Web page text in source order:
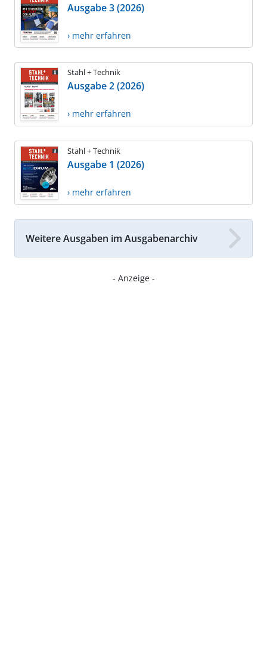
Ausgabe 3 (2026)
› mehr erfahren
Stahl + Technik
Ausgabe 2 (2026)
› mehr erfahren
Stahl + Technik
Ausgabe 1 (2026)
› mehr erfahren
Weitere Ausgaben im Ausgabenarchiv
- Anzeige -